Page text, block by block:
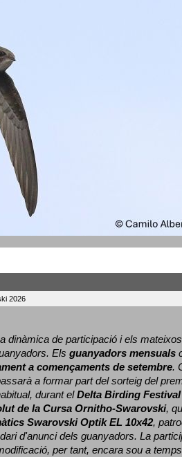
2026
dinàmica de participació i els
Els guanyadors mensuals
a començaments de setembre.
a formar part del sorteig del
durant el Delta Birding Festival
de la Cursa Ornitho-Swarovski,
Swarovski Optik EL 10x42,
d'anunci dels guanyadors. La
per tant, encara sou a